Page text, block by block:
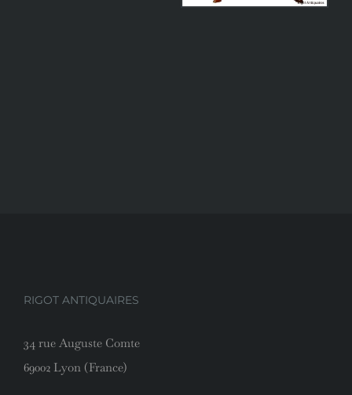
RIGOT ANTIQUAIRES
34 rue Auguste Comte
69002 Lyon (France)